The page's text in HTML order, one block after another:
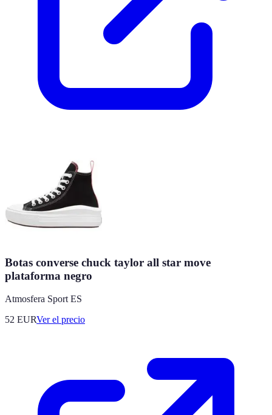
Botas converse chuck taylor all star move
plataforma negro
Atmosfera Sport ES
52 EURVer el precio